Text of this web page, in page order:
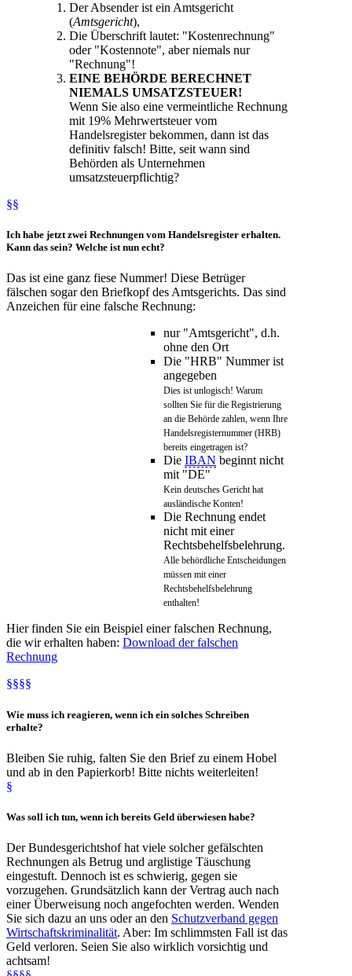
Der Absender ist ein Amtsgericht
(Amtsgericht),
Die Überschrift lautet: "Kostenrechnung"
oder "Kostennote", aber niemals nur
"Rechnung"!
EINE BEHÖRDE BERECHNET
NIEMALS UMSATZSTEUER!
Wenn Sie also eine vermeintliche Rechnung
mit 19% Mehrwertsteuer vom
Handelsregister bekommen, dann ist das
definitiv falsch! Bitte, seit wann sind
Behörden als Unternehmen
umsatzsteuerpflichtig?
§§
Ich habe jetzt zwei Rechnungen vom Handelsregister erhalten.
Kann das sein? Welche ist nun echt?
Das ist eine ganz fiese Nummer! Diese Betrüger
fälschen sogar den Briefkopf des Amtsgerichts. Das sind
Anzeichen für eine falsche Rechnung:
nur "Amtsgericht", d.h.
ohne den Ort
Die "HRB" Nummer ist
angegeben
Dies ist unlogisch! Warum
sollten Sie für die Registrierung
an die Behörde zahlen, wenn Ihre
Handelsregisternummer (HRB)
bereits eingetragen ist?
Die IBAN beginnt nicht
mit "DE"
Kein deutsches Gericht hat
ausländische Konten!
Die Rechnung endet
nicht mit einer
Rechtsbehelfsbelehrung.
Alle behördliche Entscheidungen
müssen mit einer
Rechtsbehelfsbelehrung
enthalten!
Hier finden Sie ein Beispiel einer falschen Rechnung,
die wir erhalten haben: Download der falschen
Rechnung
§§§§
Wie muss ich reagieren, wenn ich ein solches Schreiben
erhalte?
Bleiben Sie ruhig, falten Sie den Brief zu einem Hobel
und ab in den Papierkorb! Bitte nichts weiterleiten!
§
Was soll ich tun, wenn ich bereits Geld überwiesen habe?
Der Bundesgerichtshof hat viele solcher gefälschten
Rechnungen als Betrug und arglistige Täuschung
eingestuft. Dennoch ist es schwierig, gegen sie
vorzugehen. Grundsätzlich kann der Vertrag auch nach
einer Überweisung noch angefochten werden. Wenden
Sie sich dazu an uns oder an den Schutzverband gegen
Wirtschaftskriminalität. Aber: Im schlimmsten Fall ist das
Geld verloren. Seien Sie also wirklich vorsichtig und
achtsam!